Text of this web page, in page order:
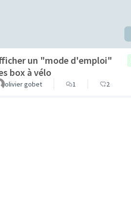
un "mode d'emploi"
box à vélo
olivier gobet 1 2